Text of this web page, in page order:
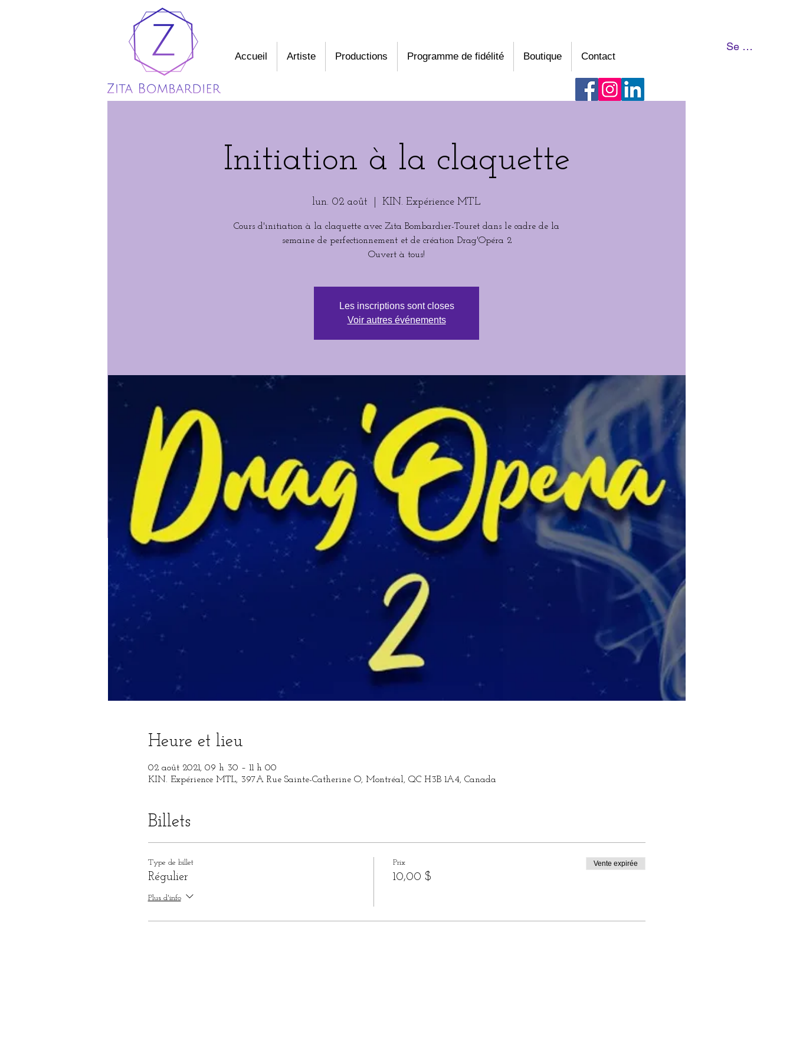
Accueil Artiste Productions Programme de fidélité Boutique Contact
Se connecter
Initiation à la claquette
lun. 02 août KIN. Expérience MTL
Cours d'initiation à la claquette avec Zita Bombardier-Touret dans le cadre de la
semaine de perfectionnement et de création Drag'Opéra 2
Ouvert à tous!
Les inscriptions sont closes
Voir autres événements
Heure et lieu
02 août 2021, 09 h 30 – 11 h 00
KIN. Expérience MTL, 397A Rue Sainte-Catherine O, Montréal, QC H3B 1A4, Canada
Billets
Type de billet
Régulier
Plus d'info
Prix
10,00 $
Vente expirée